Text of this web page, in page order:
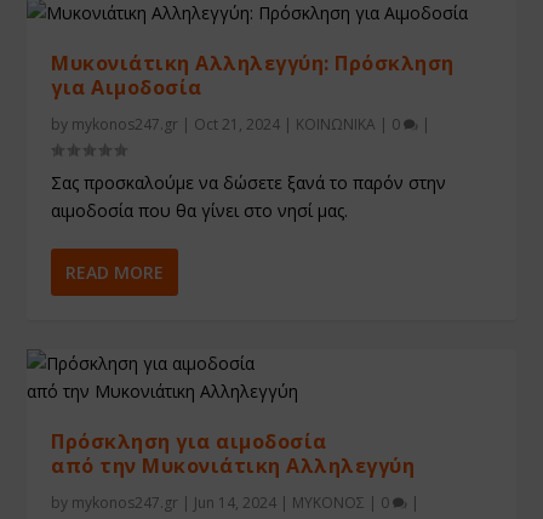
Μυκονιάτικη Αλληλεγγύη: Πρόσκληση
για Αιμοδοσία
by mykonos247.gr | Oct 21, 2024 | ΚΟΙΝΩΝΙΚΑ | 0 |
Σας προσκαλούμε να δώσετε ξανά το παρόν στην
αιμοδοσία που θα γίνει στο νησί μας.
READ MORE
Πρόσκληση για αιμοδοσία
από την Μυκονιάτικη Αλληλεγγύη
by mykonos247.gr | Jun 14, 2024 | ΜΥΚΟΝΟΣ | 0 |